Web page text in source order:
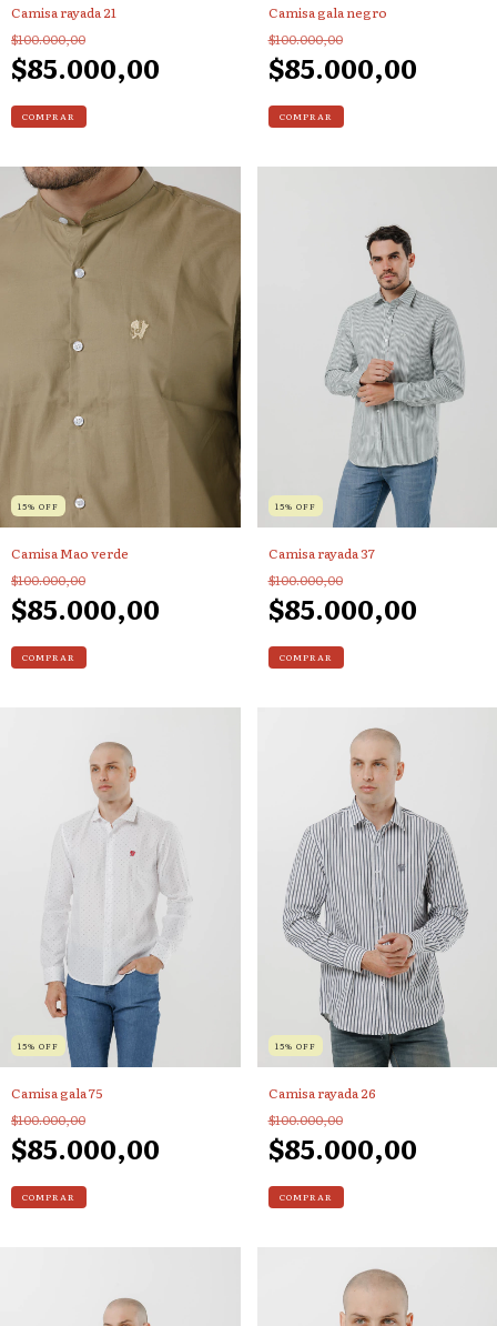
Camisa rayada 21
$100.000,00
$85.000,00
COMPRAR
Camisa gala negro
$100.000,00
$85.000,00
COMPRAR
15% OFF
Camisa Mao verde
$100.000,00
$85.000,00
COMPRAR
15% OFF
Camisa rayada 37
$100.000,00
$85.000,00
COMPRAR
15% OFF
Camisa gala 75
$100.000,00
$85.000,00
COMPRAR
15% OFF
Camisa rayada 26
$100.000,00
$85.000,00
COMPRAR